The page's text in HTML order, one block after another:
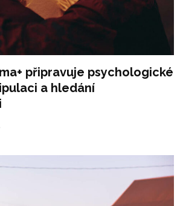
připravuje psychologické
a hledání